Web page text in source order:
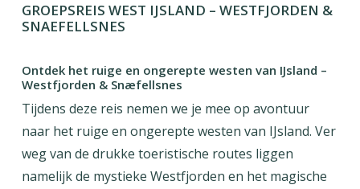
GROEPSREIS WEST IJSLAND – WESTFJORDEN &
SNAEFELLSNES
Ontdek het ruige en ongerepte westen van IJsland –
Westfjorden & Snæfellsnes
Tijdens deze reis nemen we je mee op avontuur
naar het ruige en ongerepte westen van IJsland. Ver
weg van de drukke toeristische routes liggen
namelijk de mystieke Westfjorden en het magische